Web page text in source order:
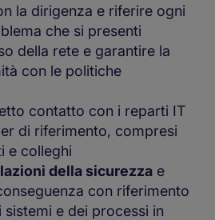
la dirigenza e riferire ogni
che si presenti
della rete e garantire la
con le politiche
contatto con i reparti IT
di riferimento, compresi
e colleghi
della sicurezza e
con riferimento
e dei processi in